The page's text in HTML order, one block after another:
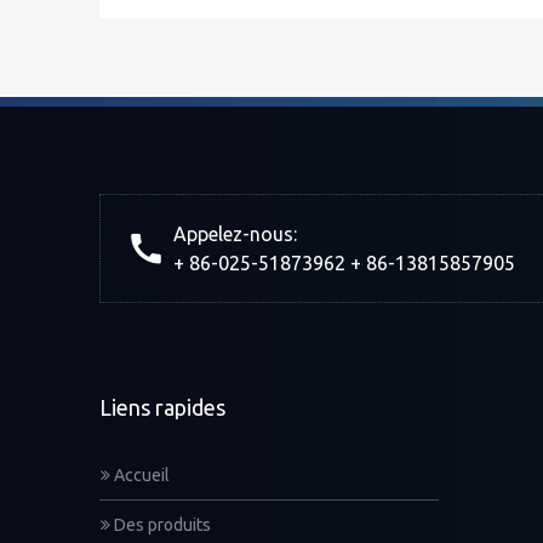
Appelez-nous:
+ 86-025-51873962 + 86-13815857905
Liens rapides
Accueil
Des produits